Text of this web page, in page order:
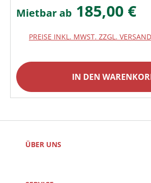
Mietbar ab 185,00 €
PREISE INKL. MWST. ZZGL.
IN DEN
ÜBER UNS